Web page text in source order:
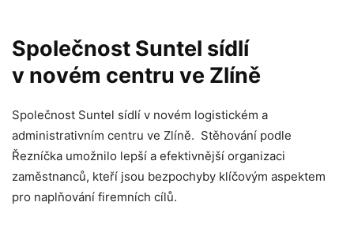
Společnost Suntel sídlí
v novém centru ve Zlíně
Společnost Suntel sídlí v novém logistickém a
administrativním centru ve Zlíně. Stěhování podle
Řezníčka umožnilo lepší a efektivnější organizaci
zaměstnanců, kteří jsou bezpochyby klíčovým aspektem
pro naplňování firemních cílů.